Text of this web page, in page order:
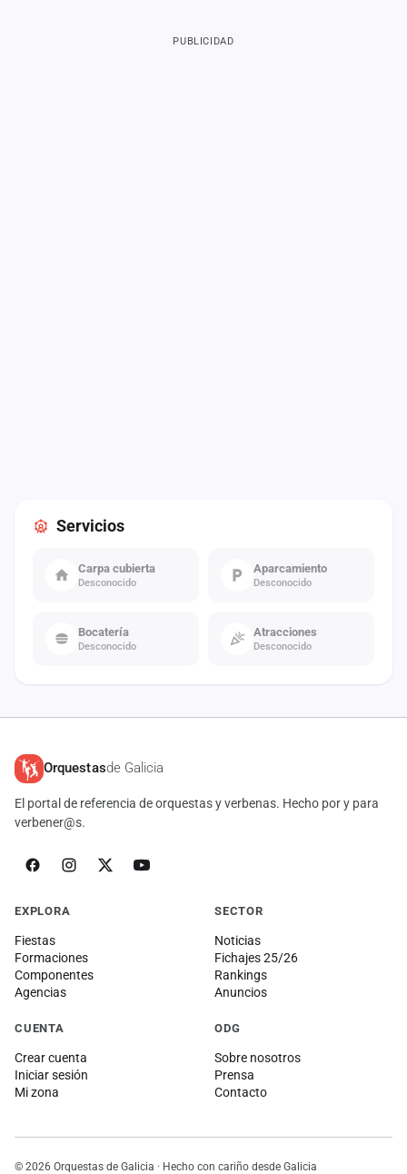
Servicios
Carpa cubierta
Desconocido
Aparcamiento
Desconocido
Bocatería
Desconocido
Atracciones
Desconocido
PUBLICIDAD
Orquestasde Galicia
El portal de referencia de orquestas y verbenas. Hecho por y para
verbener@s.
EXPLORA
Fiestas
Formaciones
Componentes
Agencias
SECTOR
Noticias
Fichajes 25/26
Rankings
Anuncios
CUENTA
Crear cuenta
Iniciar sesión
Mi zona
ODG
Sobre nosotros
Prensa
Contacto
© 2026 Orquestas de Galicia · Hecho con cariño desde Galicia